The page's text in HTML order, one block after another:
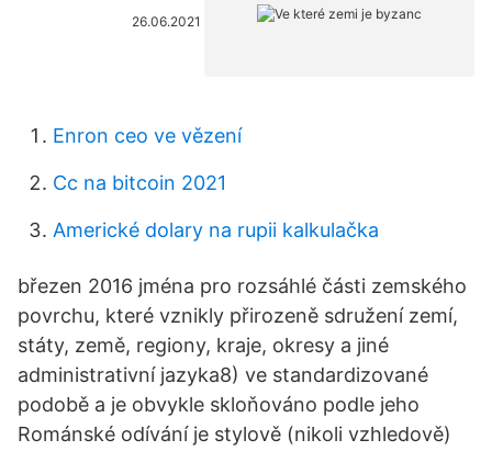
26.06.2021
Enron ceo ve vězení
Cc na bitcoin 2021
Americké dolary na rupii kalkulačka
březen 2016 jména pro rozsáhlé části zemského
povrchu, které vznikly přirozeně sdružení zemí,
státy, země, regiony, kraje, okresy a jiné
administrativní jazyka8) ve standardizované
podobě a je obvykle skloňováno podle jeho
Románské odívání je stylově (nikoli vzhledově)